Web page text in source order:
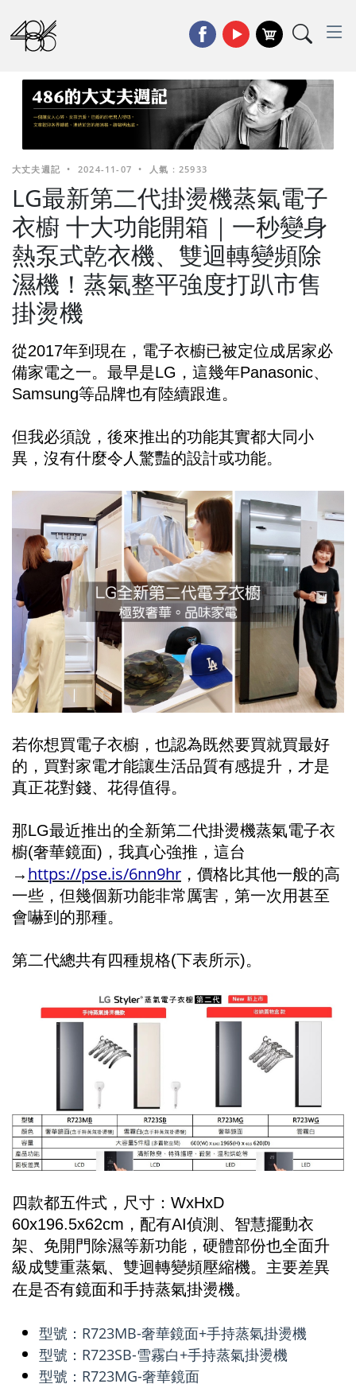
大丈夫週記 • 2024-11-07 • 人氣 : 25933
LG最新第二代掛燙機蒸氣電子
衣櫥 十大功能開箱｜一秒變身
熱泵式乾衣機、雙迴轉變頻除
濕機！蒸氣整平強度打趴市售
掛燙機
從2017年到現在，電子衣櫥已被定位成居家必
備家電之一。最早是LG，這幾年Panasonic、
Samsung等品牌也有陸續跟進。
但我必須說，後來推出的功能其實都大同小
異，沒有什麼令人驚豔的設計或功能。
若你想買電子衣櫥，也認為既然要買就買最好
的，買對家電才能讓生活品質有感提升，才是
真正花對錢、花得值得。
那LG最近推出的全新第二代掛燙機蒸氣電子衣
櫥(奢華鏡面)，我真心強推，這台
→ https://pse.is/6nn9hr ，價格比其他一般的高
一些，但幾個新功能非常厲害，第一次用甚至
會嚇到的那種。
第二代總共有四種規格(下表所示)。
四款都五件式，尺寸：WxHxD
60x196.5x62cm，配有AI偵測、智慧擺動衣
架、免開門除濕等新功能，硬體部份也全面升
級成雙重蒸氣、雙迴轉變頻壓縮機。主要差異
在是否有鏡面和手持蒸氣掛燙機。
型號：R723MB-奢華鏡面+手持蒸氣掛燙機
型號：R723SB-雪霧白+手持蒸氣掛燙機
型號：R723MG-奢華鏡面